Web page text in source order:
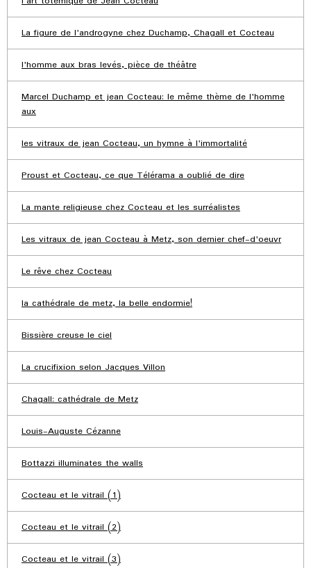
La figure de l'androgyne chez Duchamp, Chagall et Cocteau
l'homme aux bras levés, pièce de théâtre
Marcel Duchamp et jean Cocteau: le même thème de l'homme
aux
les vitraux de jean Cocteau, un hymne à l'immortalité
Proust et Cocteau, ce que Télérama a oublié de dire
La mante religieuse chez Cocteau et les surréalistes
Les vitraux de jean Cocteau à Metz, son dernier chef-d'oeuvr
Le rêve chez Cocteau
la cathédrale de metz, la belle endormie!
Bissière creuse le ciel
La crucifixion selon Jacques Villon
Chagall: cathédrale de Metz
Louis-Auguste Cézanne
Bottazzi illuminates the walls
Cocteau et le vitrail (1)
Cocteau et le vitrail (2)
Cocteau et le vitrail (3)